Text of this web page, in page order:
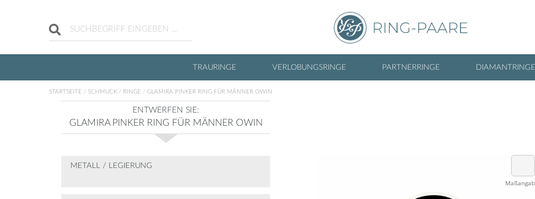
TRAURINGE VERLOBUNGSRINGE PARTNERRINGE DIAMANTRINGE
STARTSEITE / SCHMUCK / RINGE / GLAMIRA PINKER RING FÜR MÄNNER OWIN
ENTWERFEN SIE:
GLAMIRA PINKER RING FÜR MÄNNER OWIN
METALL / LEGIERUNG